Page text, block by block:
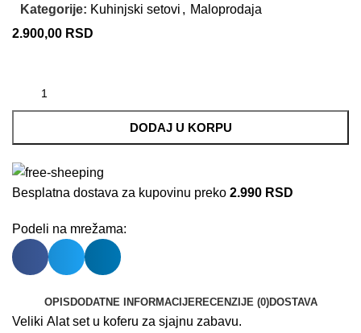
Kategorije: Kuhinjski setovi , Maloprodaja
2.900,00 RSD
DODAJ U KORPU
Besplatna dostava za kupovinu preko 2.990 RSD
Podeli na mrežama:
OPISDODATNE INFORMACIJERECENZIJE (0)DOSTAVA
Veliki Alat set u koferu za sjajnu zabavu.